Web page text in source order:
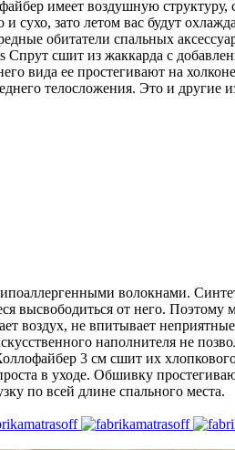
имеет воздушную структуру,
сухо, зато летом вас будут
обитатели спальных
Спрут сшит из жаккарда с
вида ее простегивают на
телосложения. Это и
волокнами.
от него. Поэтому
воздух, не впитывает
наполнителя не
3 см сшит их
в уходе. Обшивку
по всей длине спального места.